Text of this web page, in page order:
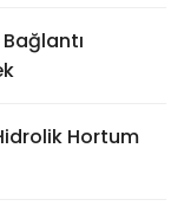
Hortum